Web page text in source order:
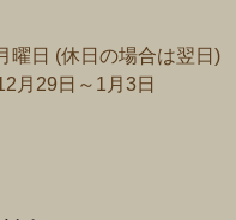
曜日 (休日の場合は翌日)
月29日～1月3日